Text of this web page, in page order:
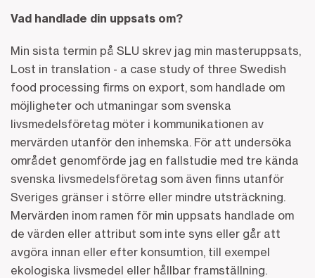
Vad handlade din uppsats om?
Min sista termin på SLU skrev jag min masteruppsats,
Lost in translation - a case study of three Swedish
food processing firms on export, som handlade om
möjligheter och utmaningar som svenska
livsmedelsföretag möter i kommunikationen av
mervärden utanför den inhemska. För att undersöka
området genomförde jag en fallstudie med tre kända
svenska livsmedelsföretag som även finns utanför
Sveriges gränser i större eller mindre utsträckning.
Mervärden inom ramen för min uppsats handlade om
de värden eller attribut som inte syns eller går att
avgöra innan eller efter konsumtion, till exempel
ekologiska livsmedel eller hållbar framställning.